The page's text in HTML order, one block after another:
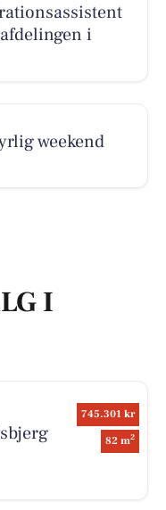
i
weekend
I
745.301 kr
82 m2